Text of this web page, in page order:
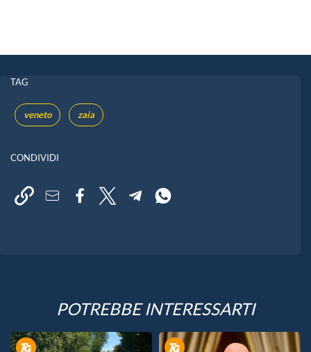
TAG
veneto zaia
CONDIVIDI
POTREBBE INTERESSARTI